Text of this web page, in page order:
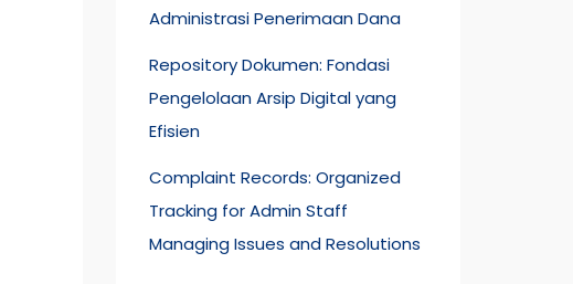
Administrasi Penerimaan Dana
Repository Dokumen: Fondasi
Pengelolaan Arsip Digital yang
Efisien
Complaint Records: Organized
Tracking for Admin Staff
Managing Issues and Resolutions